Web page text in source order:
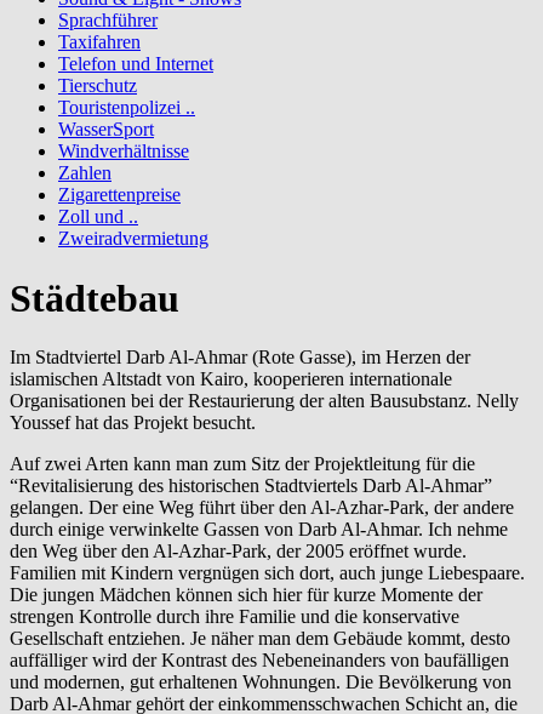
Sprachführer
Taxifahren
Telefon und Internet
Tierschutz
Touristenpolizei ..
WasserSport
Windverhältnisse
Zahlen
Zigarettenpreise
Zoll und ..
Zweiradvermietung
Städtebau
Im Stadtviertel Darb Al-Ahmar (Rote Gasse), im Herzen der
islamischen Altstadt von Kairo, kooperieren internationale
Organisationen bei der Restaurierung der alten Bausubstanz. Nelly
Youssef hat das Projekt besucht.
Auf zwei Arten kann man zum Sitz der Projektleitung für die
“Revitalisierung des historischen Stadtviertels Darb Al-Ahmar”
gelangen. Der eine Weg führt über den Al-Azhar-Park, der andere
durch einige verwinkelte Gassen von Darb Al-Ahmar. Ich nehme
den Weg über den Al-Azhar-Park, der 2005 eröffnet wurde.
Familien mit Kindern vergnügen sich dort, auch junge Liebespaare.
Die jungen Mädchen können sich hier für kurze Momente der
strengen Kontrolle durch ihre Familie und die konservative
Gesellschaft entziehen. Je näher man dem Gebäude kommt, desto
auffälliger wird der Kontrast des Nebeneinanders von baufälligen
und modernen, gut erhaltenen Wohnungen. Die Bevölkerung von
Darb Al-Ahmar gehört der einkommensschwachen Schicht an, die